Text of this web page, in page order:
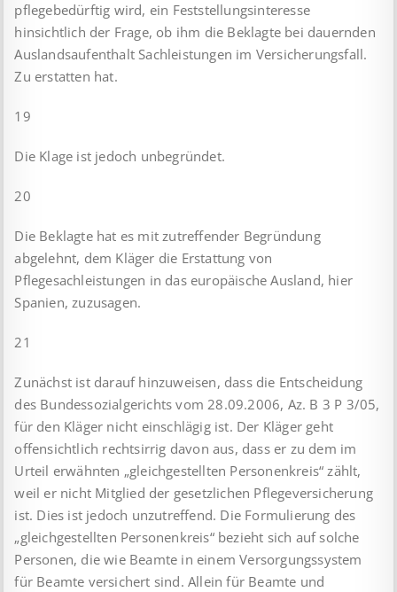
pflegebedürftig wird, ein Feststellungsinteresse
hinsichtlich der Frage, ob ihm die Beklagte bei dauernden
Auslandsaufenthalt Sachleistungen im Versicherungsfall.
Zu erstatten hat.
19
Die Klage ist jedoch unbegründet.
20
Die Beklagte hat es mit zutreffender Begründung
abgelehnt, dem Kläger die Erstattung von
Pflegesachleistungen in das europäische Ausland, hier
Spanien, zuzusagen.
21
Zunächst ist darauf hinzuweisen, dass die Entscheidung
des Bundessozialgerichts vom 28.09.2006, Az. B 3 P 3/05,
für den Kläger nicht einschlägig ist. Der Kläger geht
offensichtlich rechtsirrig davon aus, dass er zu dem im
Urteil erwähnten „gleichgestellten Personenkreis“ zählt,
weil er nicht Mitglied der gesetzlichen Pflegeversicherung
ist. Dies ist jedoch unzutreffend. Die Formulierung des
„gleichgestellten Personenkreis“ bezieht sich auf solche
Personen, die wie Beamte in einem Versorgungssystem
für Beamte versichert sind. Allein für Beamte und